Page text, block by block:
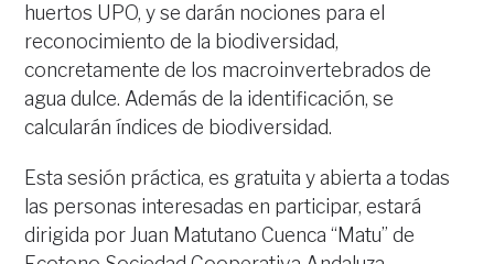
huertos UPO, y se darán nociones para el
reconocimiento de la biodiversidad,
concretamente de los macroinvertebrados de
agua dulce. Además de la identificación, se
calcularán índices de biodiversidad.
Esta sesión práctica, es gratuita y abierta a todas
las personas interesadas en participar, estará
dirigida por Juan Matutano Cuenca “Matu” de